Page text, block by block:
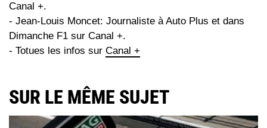
Canal +.
- Jean-Louis Moncet: Journaliste à Auto Plus et dans
Dimanche F1 sur Canal +.
- Totues les infos sur Canal +
SUR LE MÊME SUJET